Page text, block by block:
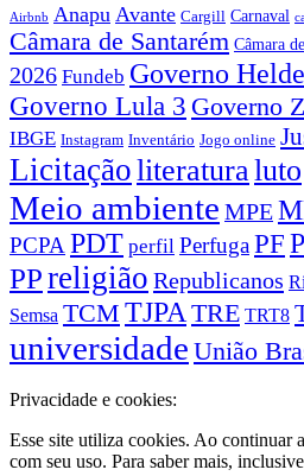
Airbnb Anapu Avante Cargill Carnaval
Câmara de Santarém Câmara
2026 Fundeb Governo
Governo Lula 3 Governo
IBGE Instagram Inventário Jogo online
Licitaçãoliteratura luto
Meio ambiente MPE
PCPA PDT perfil PerfugaPF
PPreligião Republicanos
Semsa TCM TJPA TRE TRT8
universidade União
Privacidade e cookies:
Esse site utiliza cookies. Ao continuar
com seu uso. Para saber mais,